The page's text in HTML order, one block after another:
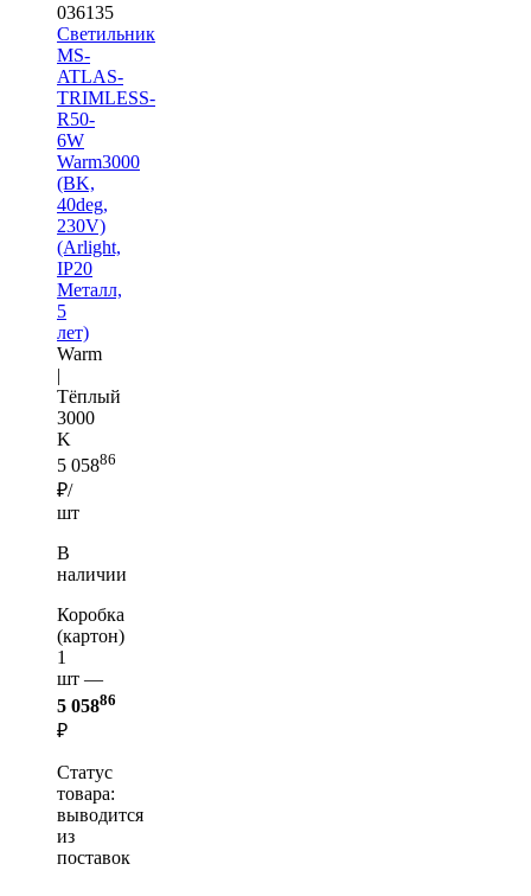
036135
Светильник
MS-
ATLAS-
TRIMLESS-
R50-
6W
Warm3000
(BK,
40deg,
230V)
(Arlight,
IP20
Металл,
5
лет)
Warm
|
Тёплый
3000
K
5 05886
₽/
шт
В
наличии
Коробка
(картон)
1
шт —
5 05886
₽
Статус
товара:
выводится
из
поставок